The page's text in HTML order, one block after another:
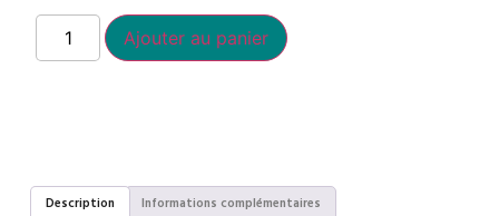
Ajouter au panier
Description Informations complémentaires